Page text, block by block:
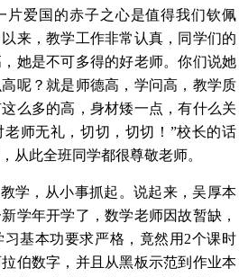
片爱国的赤子之心是值得我们钦佩
来，教学工作非常认真，同学们的
她是不可多得的好老师。你们说她
呢？就是师德高，学问高，教学质
么多的高，身材矮一点，有什么关
师无礼，切切，切切！”校长的话
从此全班同学都很尊敬老师。
学，从小事抓起。说起来，吴厚本
学年开学了，数学老师因故暂缺，
基本功要求严格，竟然用2个课时
伯数字，并且从黑板示范到作业本